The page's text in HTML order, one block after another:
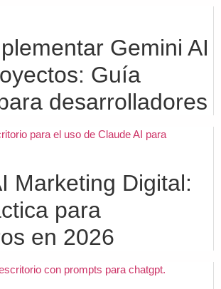
Gemini AI
Guía
desarrolladores
Marketing Digital:
para
en 2026